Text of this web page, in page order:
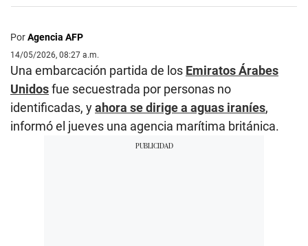
PorAgencia AFP
14/05/2026, 08:27 a.m.
Una embarcación partida de los Emiratos Árabes
Unidosfue secuestrada por personas no
identificadas, yahora se dirige a aguas iraníes,
informó el jueves una agencia marítima británica.